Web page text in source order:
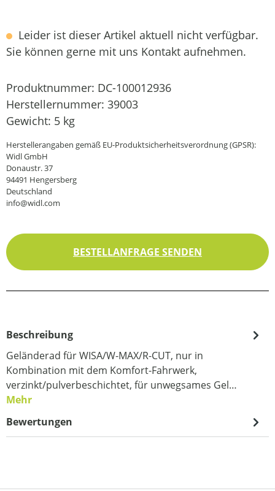
Leider ist dieser Artikel aktuell nicht verfügbar.
Sie können gerne mit uns Kontakt aufnehmen.
Produktnummer: DC-100012936
Herstellernummer: 39003
Gewicht: 5 kg
Herstellerangaben gemäß EU-Produktsicherheitsverordnung (GPSR):
Widl GmbH
Donaustr. 37
94491 Hengersberg
Deutschland
info@widl.com
BESTELLANFRAGE SENDEN
Beschreibung
Geländerad für WISA/W-MAX/R-CUT, nur in
Kombination mit dem Komfort-Fahrwerk,
verzinkt/pulverbeschichtet, für unwegsames Gel…
Mehr
Bewertungen